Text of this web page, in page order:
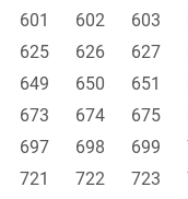
601 602 603
625 626 627
649 650 651
673 674 675
697 698 699
721 722 723